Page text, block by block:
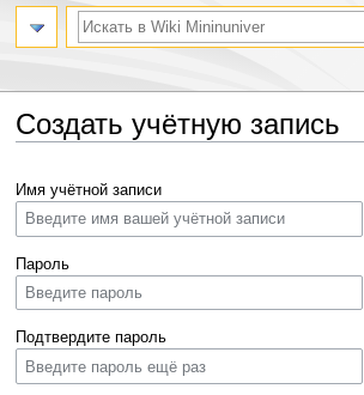
Создать учётную запись
к
навигации
к
поиску
Имя учётной записи
Пароль
Подтвердите пароль